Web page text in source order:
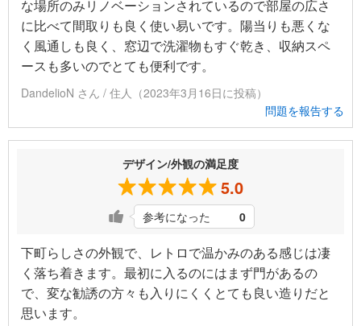
な場所のみリノベーションされているので部屋の広さ
に比べて間取りも良く使い易いです。陽当りも悪くな
く風通しも良く、窓辺で洗濯物もすぐ乾き、収納スペ
ースも多いのでとても便利です。
DandelioN さん / 住人（2023年3月16日に投稿）
問題を報告する
デザイン/外観の満足度
5.0
参考になった 0
下町らしさの外観で、レトロで温かみのある感じは凄
く落ち着きます。最初に入るのにはまず門があるの
で、変な勧誘の方々も入りにくくとても良い造りだと
思います。